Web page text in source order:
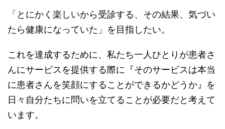
「とにかく楽しいから受診する、その結果、気づい
たら健康になっていた」を目指したい。
これを達成するために、私たち一人ひとりが患者さ
んにサービスを提供する際に『そのサービスは本当
に患者さんを笑顔にすることができるかどうか』を
日々自分たちに問いを立てることが必要だと考えて
います。